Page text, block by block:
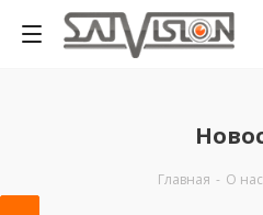
Главная - О нас